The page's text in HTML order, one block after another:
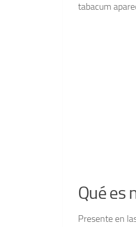
tabacum
Qué es
Presente en